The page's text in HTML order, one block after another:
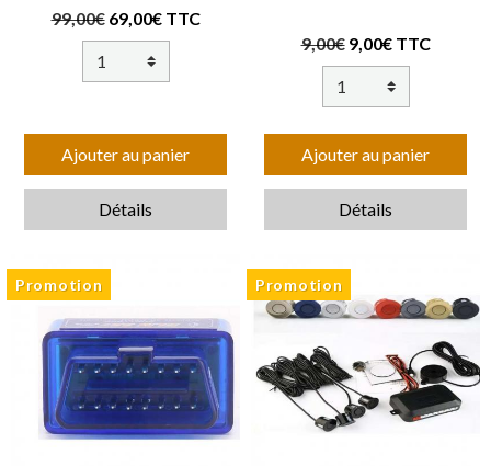
99,00€ 69,00€ TTC
Ajouter au panier
Détails
9,00€ 9,00€ TTC
Ajouter au panier
Détails
Promotion Promotion